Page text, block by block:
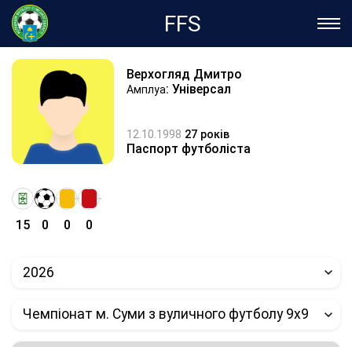
FFS
Верхогляд Дмитро
Амплуа: Універсал
12.10.1998 27 років
Паспорт футболіста
15 0 0 0
2026
Чемпіонат м. Суми з вуличного футболу 9х9